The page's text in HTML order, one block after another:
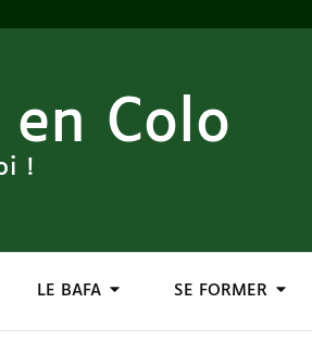
en Colo
!
LE BAFA SE FORMER